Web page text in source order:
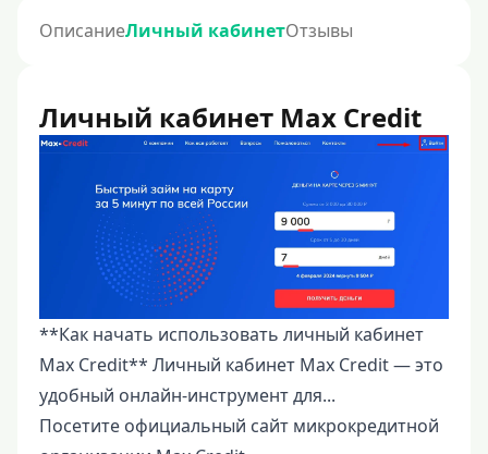
ОписаниеЛичный кабинетОтзывы
Личный кабинет Max Credit
**Как начать использовать личный кабинет
Max Credit** Личный кабинет Max Credit — это
удобный онлайн-инструмент для...
Посетите официальный сайт микрокредитной